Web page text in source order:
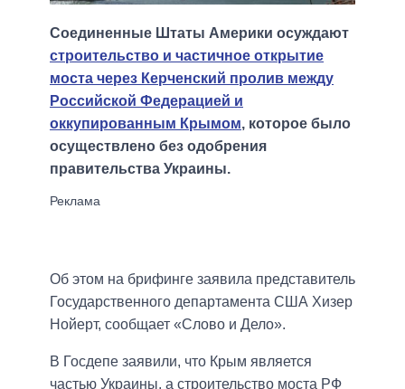
Соединенные Штаты Америки осуждают
строительство и частичное открытие
моста через Керченский пролив между
Российской Федерацией и
оккупированным Крымом, которое было
осуществлено без одобрения
правительства Украины.
Об этом на брифинге заявила представитель
Государственного департамента США Хизер
Нойерт, сообщает «Слово и Дело».
В Госдепе заявили, что Крым является
частью Украины, а строительство моста РФ